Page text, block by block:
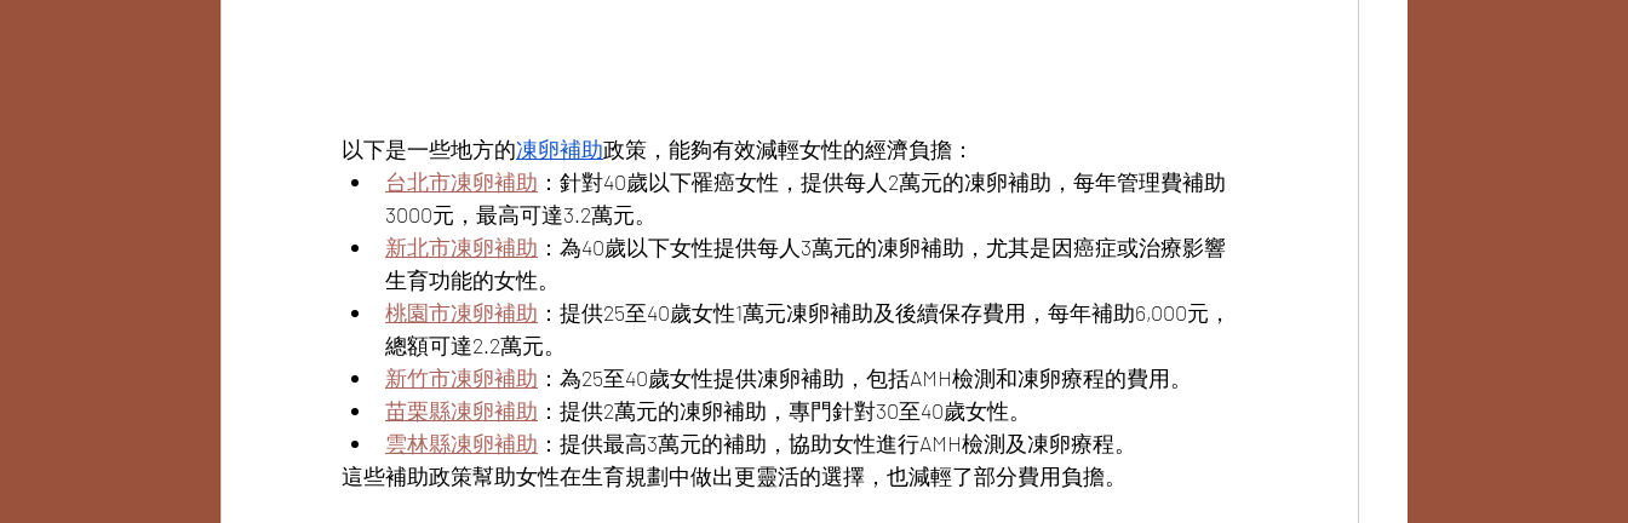
以下是一些地方的凍卵補助政策，能夠有效減輕女性的經濟負擔：
台北市凍卵補助 ：針對40歲以下罹癌女性，提供每人2萬元的凍卵補助，每年管理費補助
3000元，最高可達3.2萬元。
新北市凍卵補助 ：為40歲以下女性提供每人3萬元的凍卵補助，尤其是因癌症或治療影響
生育功能的女性。
桃園市凍卵補助 ：提供25至40歲女性1萬元凍卵補助及後續保存費用，每年補助6,000元，
總額可達2.2萬元。
新竹市凍卵補助 ：為25至40歲女性提供凍卵補助，包括AMH檢測和凍卵療程的費用。
苗栗縣凍卵補助 ：提供2萬元的凍卵補助，專門針對30至40歲女性。
雲林縣凍卵補助 ：提供最高3萬元的補助，協助女性進行AMH檢測及凍卵療程。
這些補助政策幫助女性在生育規劃中做出更靈活的選擇，也減輕了部分費用負擔。